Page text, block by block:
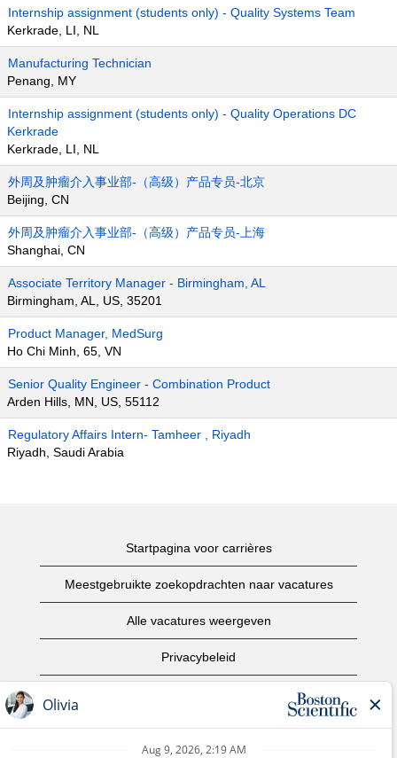
Internship assignment (students only) - Quality Systems Team
Kerkrade, LI, NL
Manufacturing Technician
Penang, MY
Internship assignment (students only) - Quality Operations DC
Kerkrade
Kerkrade, LI, NL
外周及肿瘤介入事业部-（高级）产品专员-北京
Beijing, CN
外周及肿瘤介入事业部-（高级）产品专员-上海
Shanghai, CN
Associate Territory Manager - Birmingham, AL
Birmingham, AL, US, 35201
Product Manager, MedSurg
Ho Chi Minh, 65, VN
Senior Quality Engineer - Combination Product
Arden Hills, MN, US, 55112
Regulatory Affairs Intern- Tamheer , Riyadh
Riyadh, Saudi Arabia
Startpagina voor carrières
Meestgebruikte zoekopdrachten naar vacatures
Alle vacatures weergeven
Privacybeleid
Copyright informatie